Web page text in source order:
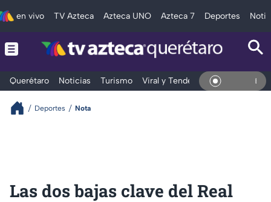
en vivo TV Azteca Azteca UNO Azteca 7 Deportes
Querétaro Noticias Turismo Viral y Tendencia Clima En Vivo
Deportes Nota
Las dos bajas clave del Real